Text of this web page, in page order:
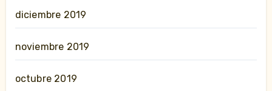
diciembre 2019
noviembre 2019
octubre 2019